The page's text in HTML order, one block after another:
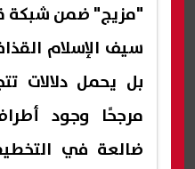
"مزيج" ضمن شبكة
سيف الإسلام
بل يحمل دلالات
مرجحًا وجود
ضالعة في